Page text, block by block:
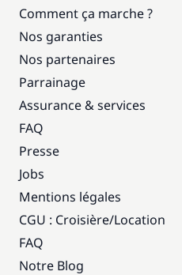
Comment ça marche ?
Nos garanties
Nos partenaires
Parrainage
Assurance & services
FAQ
Presse
Jobs
Mentions légales
CGU : Croisière/Location
FAQ
Notre Blog